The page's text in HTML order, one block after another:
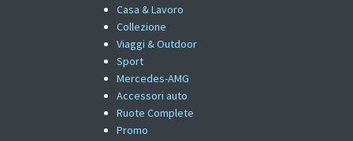
Casa & Lavoro
Collezione
Viaggi & Outdoor
Sport
Mercedes-AMG
Accessori auto
Ruote Complete
Promo